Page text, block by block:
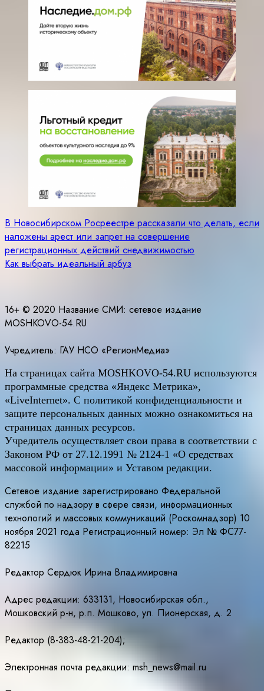
Навигация
по
записям
В Новосибирском Росреестре рассказали что делать, если
наложены арест или запрет на совершение
регистрационных действий снедвижимостью
Как выбрать идеальный арбуз
16+ © 2020 Название СМИ: cетевое издание
MOSHKOVO-54.RU
Учредитель: ГАУ НСО «РегионМедиа»
На страницах сайта MOSHKOVO-54.RU используются
программные средства «Яндекс Метрика»,
«LiveInternet». С политикой конфиденциальности и
защите персональных данных можно ознакомиться на
страницах данных ресурсов.
Учредитель осуществляет свои права в соответствии с
Законом РФ от 27.12.1991 № 2124-1 «О средствах
массовой информации» и Уставом редакции.
Сетевое издание зарегистрировано Федеральной
службой по надзору в сфере связи, информационных
технологий и массовых коммуникаций (Роскомнадзор) 10
ноября 2021 года Регистрационный номер: Эл № ФС77-
82215
Редактор Сердюк Ирина Владимировна
Адрес редакции: 633131, Новосибирская обл.,
Мошковский р-н, р.п. Мошково, ул. Пионерская, д. 2
Редактор (8-383-48-21-204);
Электронная почта редакции: msh_news@mail.ru